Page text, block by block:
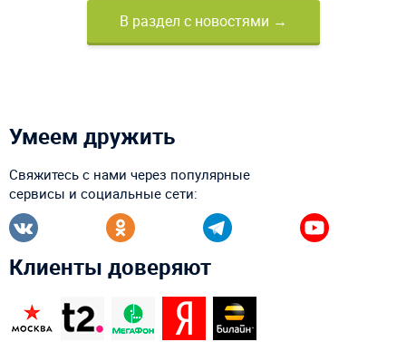
В раздел с новостями →
Умеем дружить
Свяжитесь с нами через популярные
сервисы и социальные сети:
Клиенты доверяют